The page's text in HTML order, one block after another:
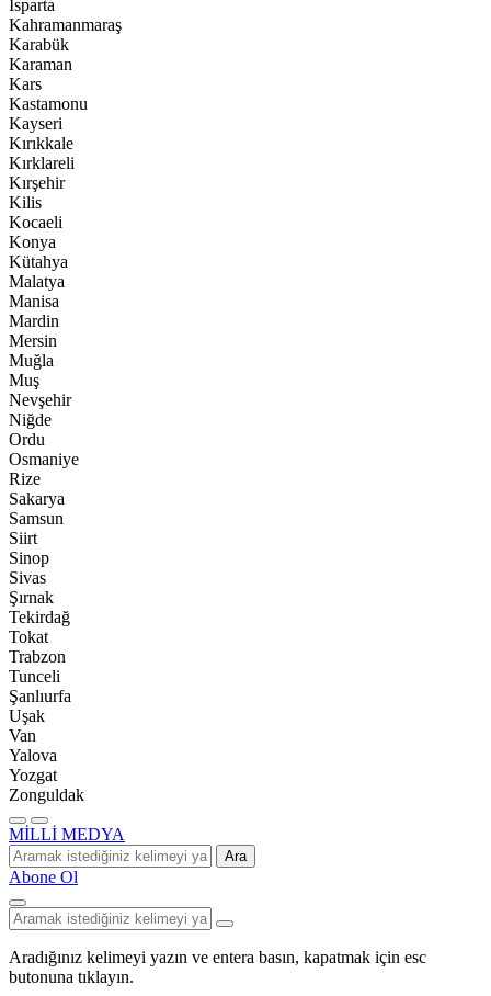
Isparta
Kahramanmaraş
Karabük
Karaman
Kars
Kastamonu
Kayseri
Kırıkkale
Kırklareli
Kırşehir
Kilis
Kocaeli
Konya
Kütahya
Malatya
Manisa
Mardin
Mersin
Muğla
Muş
Nevşehir
Niğde
Ordu
Osmaniye
Rize
Sakarya
Samsun
Siirt
Sinop
Sivas
Şırnak
Tekirdağ
Tokat
Trabzon
Tunceli
Şanlıurfa
Uşak
Van
Yalova
Yozgat
Zonguldak
MİLLİ MEDYA
Ara
Abone Ol
Aradığınız kelimeyi yazın ve entera basın, kapatmak için esc
butonuna tıklayın.